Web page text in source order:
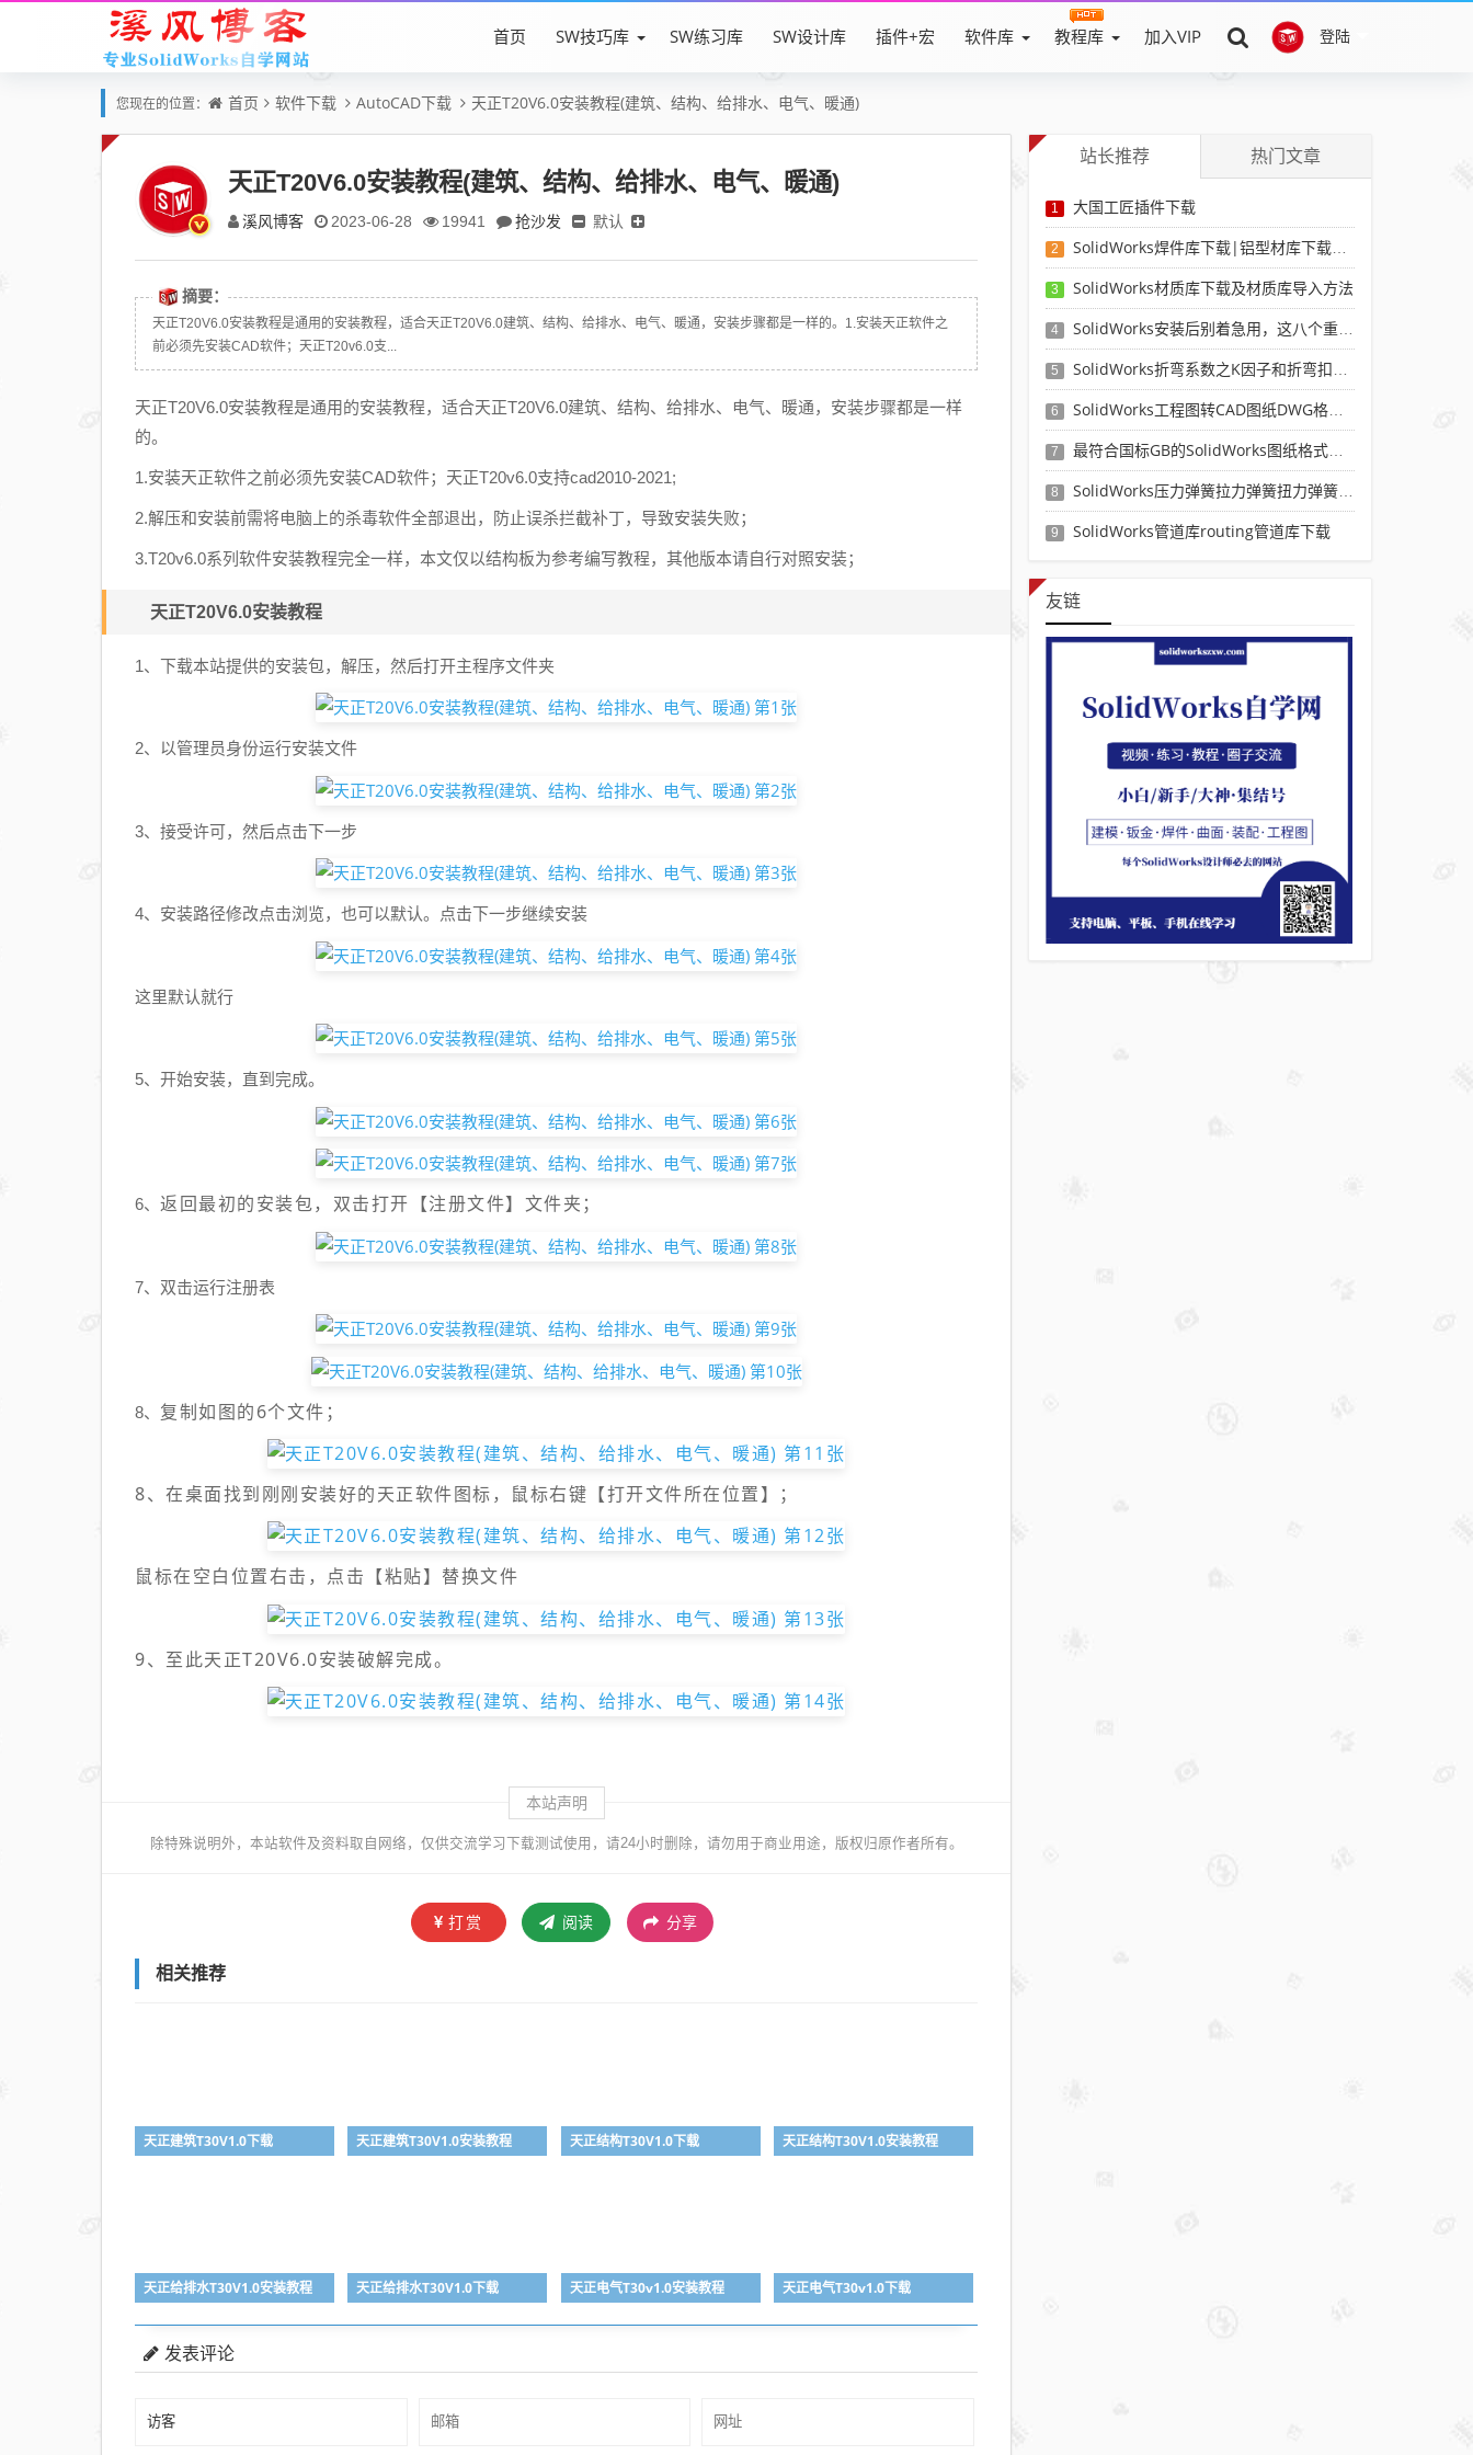
登陆
首页 SW技巧库 SW练习库 SW设计库 插件+宏 软件库 教程库 加入VIP
您现在的位置： 首页 软件下载 AutoCAD下载 天正T20V6.0安装教程(建筑、结构、给排水、电气、暖通)
天正T20V6.0安装教程(建筑、结构、给排水、电气、暖通)
溪风博客 2023-06-28 19941 抢沙发 默认
摘要：
天正T20V6.0安装教程是通用的安装教程，适合天正T20V6.0建筑、结构、给排水、电气、暖通，安装步骤都是一样的。1.安装天正软件之
前必须先安装CAD软件；天正T20v6.0支...
天正T20V6.0安装教程是通用的安装教程，适合天正T20V6.0建筑、结构、给排水、电气、暖通，安装步骤都是一样
的。
1.安装天正软件之前必须先安装CAD软件；天正T20v6.0支持cad2010-2021;
2.解压和安装前需将电脑上的杀毒软件全部退出，防止误杀拦截补丁，导致安装失败；
3.T20v6.0系列软件安装教程完全一样，本文仅以结构板为参考编写教程，其他版本请自行对照安装；
天正T20V6.0安装教程
1、下载本站提供的安装包，解压，然后打开主程序文件夹
2、以管理员身份运行安装文件
3、接受许可，然后点击下一步
4、安装路径修改点击浏览，也可以默认。点击下一步继续安装
这里默认就行
5、开始安装，直到完成。
6、 返回最初的安装包，双击打开【注册文件】文件夹；
7、双击运行注册表
8、 复制如图的6个文件；
8、 在桌面找到刚刚安装好的天正软件图标，鼠标右键【打开文件所在位置】；
鼠标在空白位置右击，点击【粘贴】替换文件
9、至此天正T20V6.0安装破解完成。
本站声明
除特殊说明外，本站软件及资料取自网络，仅供交流学习下载测试使用，请24小时删除，请勿用于商业用途，版权归原作者所有。
打赏 阅读 分享
相关推荐
天正建筑T30V1.0下载 天正建筑T30V1.0安装教程 天正结构T30V1.0下载 天正结构T30V1.0安装教程
天正给排水T30V1.0安装教程 天正给排水T30V1.0下载 天正电气T30v1.0安装教程 天正电气T30v1.0下载
发表评论
站长推荐 热门文章
1 大国工匠插件下载
2 SolidWorks焊件库下载|铝型材库下载|附sw焊件库添加配置使用教程
3 SolidWorks材质库下载及材质库导入方法
4 SolidWorks安装后别着急用，这八个重要SolidWorks设置可以提高你的画图效率
5 SolidWorks折弯系数之K因子和折弯扣除表-溪风推荐
6 SolidWorks工程图转CAD图纸DWG格式映射文件无乱码可分层-溪风亲测推荐
7 最符合国标GB的SolidWorks图纸格式和图纸模板下载-溪风专用版
8 SolidWorks压力弹簧拉力弹簧扭力弹簧涡卷弹簧自动生成宏程序下载
9 SolidWorks管道库routing管道库下载
友链